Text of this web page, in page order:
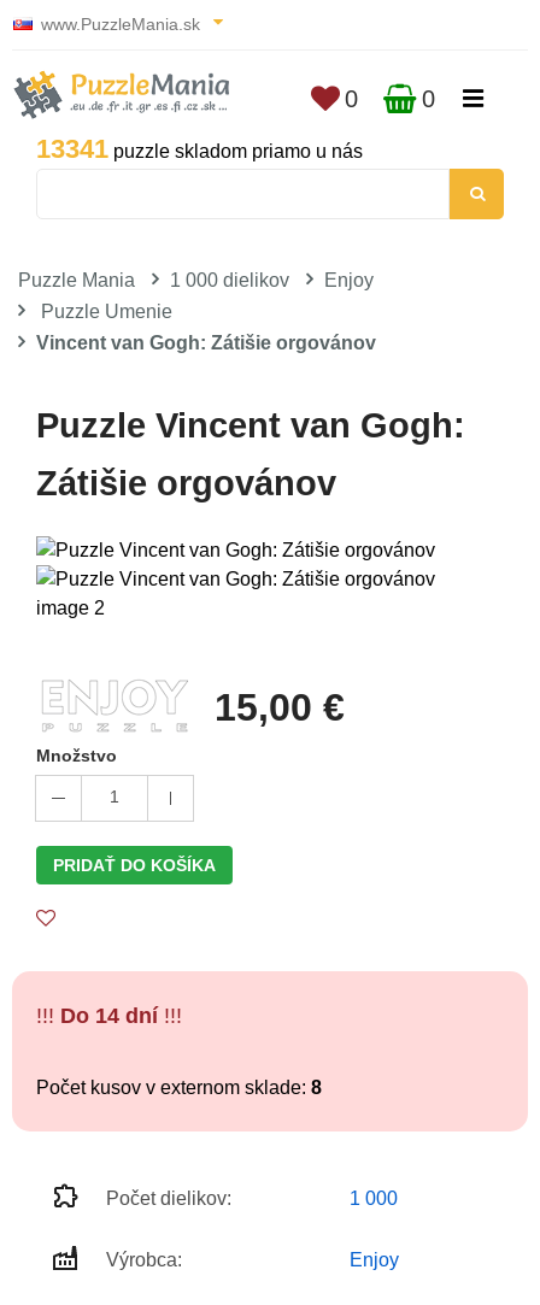
www.PuzzleMania.sk
13341 puzzle skladom priamo u nás
0 0
Puzzle Mania 1 000 dielikov
Enjoy
Puzzle Umenie
Vincent van Gogh: Zátišie orgovánov
Puzzle Vincent van Gogh:
Zátišie orgovánov
15,00 €
Množstvo
1
PRIDAŤ DO KOŠÍKA
!!! Do 14 dní !!!
Počet kusov v externom sklade: 8
Počet dielikov: 1 000
Výrobca: Enjoy